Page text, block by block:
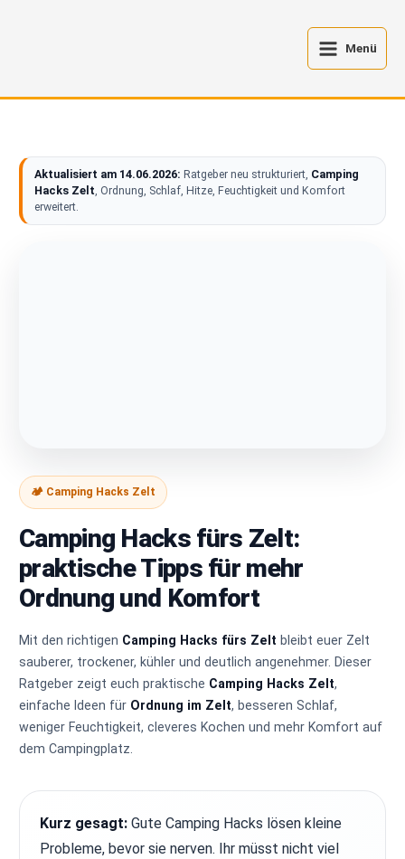
Menü
Aktualisiert am 14.06.2026: Ratgeber neu strukturiert, Camping
Hacks Zelt, Ordnung, Schlaf, Hitze, Feuchtigkeit und Komfort
erweitert.
🏕️ Camping Hacks Zelt
Camping Hacks fürs Zelt:
praktische Tipps für mehr
Ordnung und Komfort
Mit den richtigen Camping Hacks fürs Zelt bleibt euer Zelt
sauberer, trockener, kühler und deutlich angenehmer. Dieser
Ratgeber zeigt euch praktische Camping Hacks Zelt,
einfache Ideen für Ordnung im Zelt, besseren Schlaf,
weniger Feuchtigkeit, cleveres Kochen und mehr Komfort auf
dem Campingplatz.
Kurz gesagt: Gute Camping Hacks lösen kleine
Probleme, bevor sie nerven. Ihr müsst nicht viel